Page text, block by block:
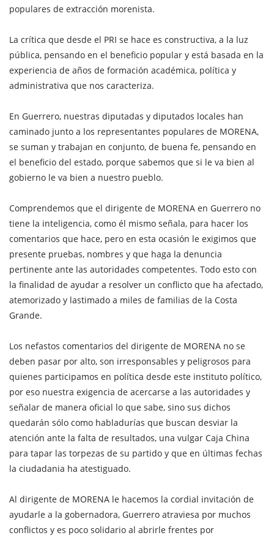
populares de extracción morenista.
La crítica que desde el PRI se hace es constructiva, a la luz
pública, pensando en el beneficio popular y está basada en la
experiencia de años de formación académica, política y
administrativa que nos caracteriza.
En Guerrero, nuestras diputadas y diputados locales han
caminado junto a los representantes populares de MORENA,
se suman y trabajan en conjunto, de buena fe, pensando en
el beneficio del estado, porque sabemos que si le va bien al
gobierno le va bien a nuestro pueblo.
Comprendemos que el dirigente de MORENA en Guerrero no
tiene la inteligencia, como él mismo señala, para hacer los
comentarios que hace, pero en esta ocasión le exigimos que
presente pruebas, nombres y que haga la denuncia
pertinente ante las autoridades competentes. Todo esto con
la finalidad de ayudar a resolver un conflicto que ha afectado,
atemorizado y lastimado a miles de familias de la Costa
Grande.
Los nefastos comentarios del dirigente de MORENA no se
deben pasar por alto, son irresponsables y peligrosos para
quienes participamos en política desde este instituto político,
por eso nuestra exigencia de acercarse a las autoridades y
señalar de manera oficial lo que sabe, sino sus dichos
quedarán sólo como habladurías que buscan desviar la
atención ante la falta de resultados, una vulgar Caja China
para tapar las torpezas de su partido y que en últimas fechas
la ciudadania ha atestiguado.
Al dirigente de MORENA le hacemos la cordial invitación de
ayudarle a la gobernadora, Guerrero atraviesa por muchos
conflictos y es poco solidario al abrirle frentes por